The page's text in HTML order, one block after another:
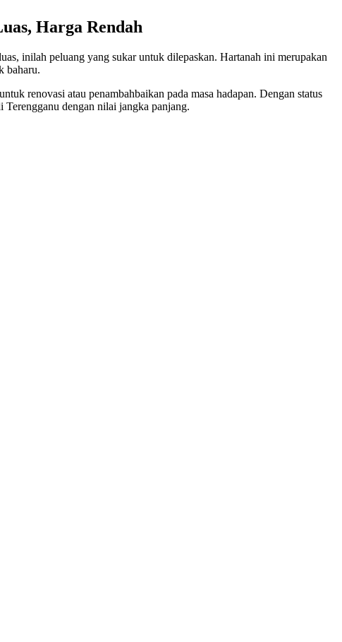
Harga Rendah
inilah peluang yang sukar untuk dilepaskan. Hartanah ini merupakan
baharu.
renovasi atau penambahbaikan pada masa hadapan. Dengan status
Terengganu dengan nilai jangka panjang.